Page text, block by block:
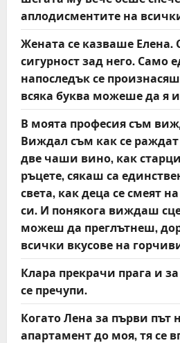
i
o
n
аплодисментите на
Жената се казваше Елена.
сигурност зад него. Само
напоследък се
всяка буква можеше да я
В моята професия съм
Виждал съм как се
две чаши вино, как
ръцете, сякаш са
света, как деца се смеят
си. И понякога виждаш
можеш да преглътнеш,
всички вкусове на
Клара прекрачи прага и
се пречупи.
Когато Лена за първи път
апартамент до моя, тя се